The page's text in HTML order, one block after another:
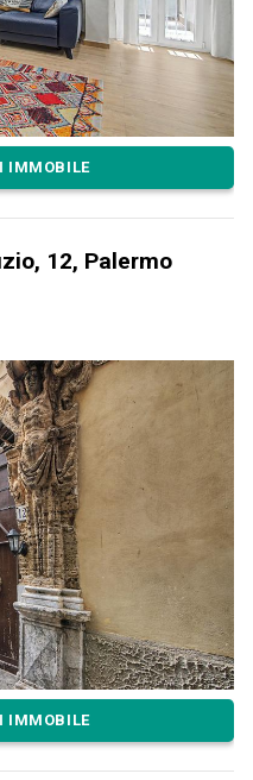
IMMOBILE
12, Palermo
IMMOBILE